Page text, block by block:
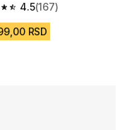
4.5
5 zvezdica from 167
(167)
RSD